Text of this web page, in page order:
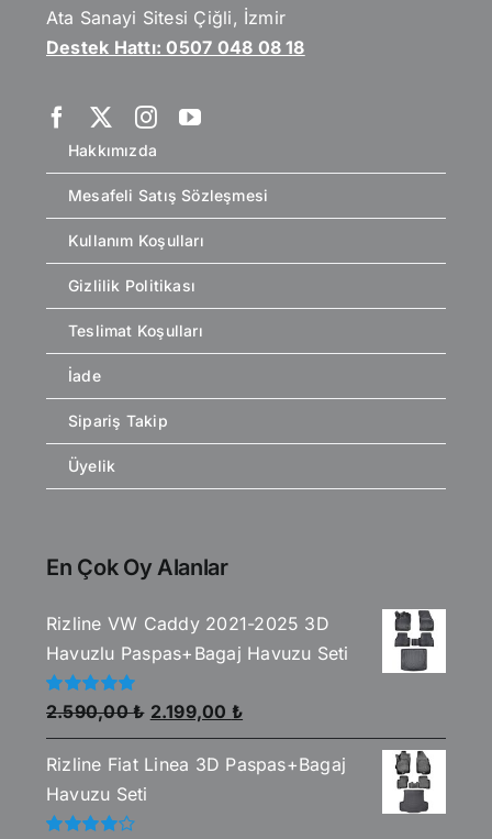
Ata Sanayi Sitesi Çiğli, İzmir
Destek Hattı: 0507 048 08 18
Hakkımızda
Mesafeli Satış Sözleşmesi
Kullanım Koşulları
Gizlilik Politikası
Teslimat Koşulları
İade
Sipariş Takip
Üyelik
En Çok Oy Alanlar
Rizline VW Caddy 2021-2025 3D
Havuzlu Paspas+Bagaj Havuzu Seti
5
üzerinden
5.00oy aldı
2.590,00₺ Orijinal
fiyat:
2.590,00 ₺.
2.199,00 ₺Şu
andaki
fiyat:
Rizline Fiat Linea 3D Paspas+Bagaj
Havuzu Seti